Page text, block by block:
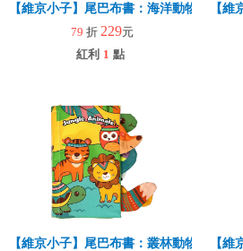
【維京小子】尾巴布書：海洋動物
79 折 229元
紅利 1 點
【維
【維京小子】尾巴布書：叢林動物
【